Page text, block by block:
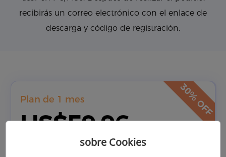
recibirás un correo electrónico con el enlace de
descarga y código de registración.
Plan de 1 mes
US$59.96
sobre Cookies